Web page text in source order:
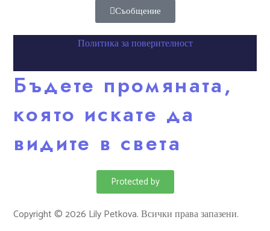
Съобщение
Политика за поверителност
Бъдете промяната,
която искате да
видите в света
Protected by
Copyright © 2026 Lily Petkova. Всички права запазени.